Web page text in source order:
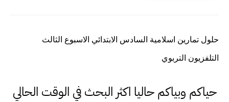
حلول تمارين اسلامية السادس الابتدائي الاسبوع الثالث
التلفزيون التربوي
حياكم وبياكم حاليا اكثر البحث في الوقت الحالي